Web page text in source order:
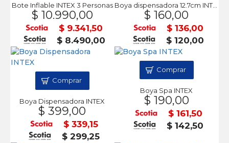
Bote Inflable INTEX 3 Personas
$ 10.990,00
$ 9.341,50
$ 8.490,00
Boya dispensadora 12.7cm INTEX
$ 160,00
$ 136,00
$ 120,00
Boya Dispensadora INTEX
$ 399,00
$ 339,15
$ 299,25
Comprar
Boya Spa INTEX
$ 190,00
$ 161,50
$ 142,50
Comprar